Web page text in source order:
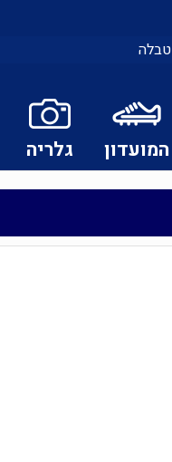
טבלה
המועדון גלריה